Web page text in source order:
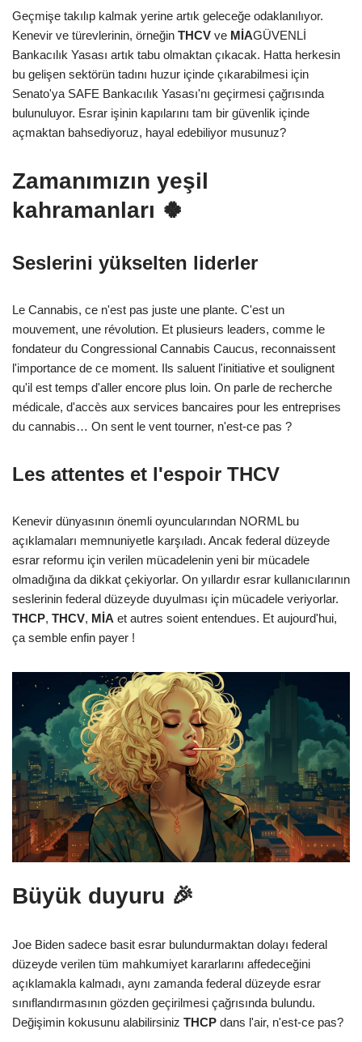
Geçmişe takılıp kalmak yerine artık geleceğe odaklanılıyor.
Kenevir ve türevlerinin, örneğin THCV ve MİAGÜVENLİ
Bankacılık Yasası artık tabu olmaktan çıkacak. Hatta herkesin
bu gelişen sektörün tadını huzur içinde çıkarabilmesi için
Senato'ya SAFE Bankacılık Yasası'nı geçirmesi çağrısında
bulunuluyor. Esrar işinin kapılarını tam bir güvenlik içinde
açmaktan bahsediyoruz, hayal edebiliyor musunuz?
Zamanımızın yeşil
kahramanları 🍀
Seslerini yükselten liderler
Le Cannabis, ce n'est pas juste une plante. C'est un
mouvement, une révolution. Et plusieurs leaders, comme le
fondateur du Congressional Cannabis Caucus, reconnaissent
l'importance de ce moment. Ils saluent l'initiative et soulignent
qu'il est temps d'aller encore plus loin. On parle de recherche
médicale, d'accès aux services bancaires pour les entreprises
du cannabis… On sent le vent tourner, n'est-ce pas ?
Les attentes et l'espoir THCV
Kenevir dünyasının önemli oyuncularından NORML bu
açıklamaları memnuniyetle karşıladı. Ancak federal düzeyde
esrar reformu için verilen mücadelenin yeni bir mücadele
olmadığına da dikkat çekiyorlar. On yıllardır esrar kullanıcılarının
seslerinin federal düzeyde duyulması için mücadele veriyorlar.
THCP, THCV, MİA et autres soient entendues. Et aujourd'hui,
ça semble enfin payer !
Büyük duyuru 🎉
Joe Biden sadece basit esrar bulundurmaktan dolayı federal
düzeyde verilen tüm mahkumiyet kararlarını affedeceğini
açıklamakla kalmadı, aynı zamanda federal düzeyde esrar
sınıflandırmasının gözden geçirilmesi çağrısında bulundu.
Değişimin kokusunu alabilirsiniz THCP dans l'air, n'est-ce pas?